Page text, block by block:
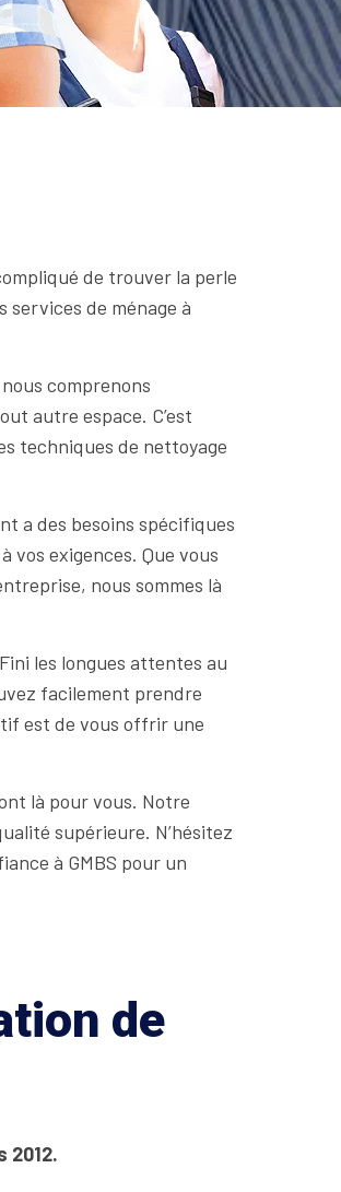
de trouver la perle
services de ménage à
comprenons
autre espace. C’est
techniques de nettoyage
a des besoins spécifiques
vos exigences. Que vous
nous sommes là
les longues attentes au
facilement prendre
est de vous offrir une
là pour vous. Notre
supérieure. N’hésitez
à GMBS pour un
de
2012.